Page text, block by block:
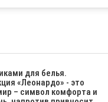
для белья.
«Леонардо» - это
– символ комфорта и